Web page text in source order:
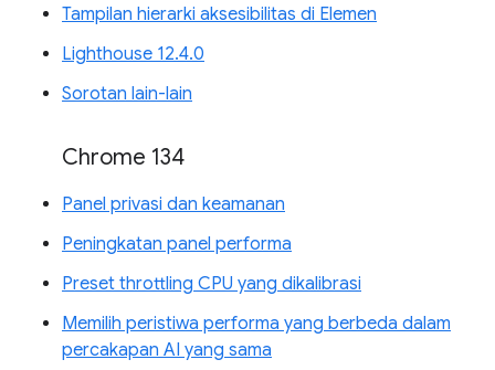
Tampilan hierarki aksesibilitas di Elemen
Lighthouse 12.4.0
Sorotan lain-lain
Chrome 134
Panel privasi dan keamanan
Peningkatan panel performa
Preset throttling CPU yang dikalibrasi
Memilih peristiwa performa yang berbeda dalam
percakapan AI yang sama